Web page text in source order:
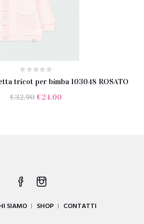
tricot per bimba 103048 ROSATO
€32.90 Il
€24.00Il
SIAMO SHOP
CONTATTI